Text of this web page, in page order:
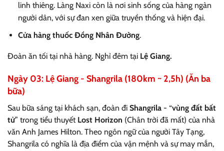
linh thiêng. Làng Naxi còn là nơi sinh sống của hàng ngàn
người dân, với sự đan xen giữa truyền thống và hiện đại.
Cửa hàng thuốc Đồng Nhân Đường.
Đoàn ăn tối tại nhà hàng. Nghỉ đêm tại Lệ Giang.
Ngày 03: Lệ Giang - Shangrila (180km ~ 2,5h) (Ăn ba
bữa)
Sau bữa sáng tại khách sạn, đoàn đi Shangrila - “vùng đất bất
tử” trong tiểu thuyết Lost Horizon (Chân trời đã mất) của nhà
văn Anh James Hilton. Theo ngôn ngữ của người Tây Tạng,
Shangrila có nghĩa là địa điểm của vận mệnh và sự may mắn,